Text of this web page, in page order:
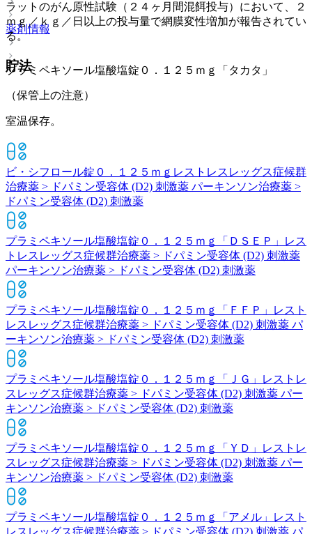
薬剤情報
プラミペキソール塩酸塩錠０．１２５ｍｇ「タカタ」
ラットのがん原性試験（２４ヶ月間混餌投与）において、２
ｍｇ／ｋｇ／日以上の投与量で網膜変性増加が報告されてい
る。
貯法
（保管上の注意）
室温保存。
ビ・シフロール錠０．１２５ｍｇ レストレスレッグス症候群
治療薬 > ドパミン受容体 (D2) 刺激薬 パーキンソン治療薬 >
ドパミン受容体 (D2) 刺激薬
プラミペキソール塩酸塩錠０．１２５ｍｇ「ＤＳＥＰ」
レス
トレスレッグス症候群治療薬 > ドパミン受容体 (D2) 刺激薬
パーキンソン治療薬 > ドパミン受容体 (D2) 刺激薬
プラミペキソール塩酸塩錠０．１２５ｍｇ「ＦＦＰ」
レスト
レスレッグス症候群治療薬 > ドパミン受容体 (D2) 刺激薬 パ
ーキンソン治療薬 > ドパミン受容体 (D2) 刺激薬
プラミペキソール塩酸塩錠０．１２５ｍｇ「ＪＧ」
レストレ
スレッグス症候群治療薬 > ドパミン受容体 (D2) 刺激薬 パー
キンソン治療薬 > ドパミン受容体 (D2) 刺激薬
プラミペキソール塩酸塩錠０．１２５ｍｇ「ＹＤ」
レストレ
スレッグス症候群治療薬 > ドパミン受容体 (D2) 刺激薬 パー
キンソン治療薬 > ドパミン受容体 (D2) 刺激薬
プラミペキソール塩酸塩錠０．１２５ｍｇ「アメル」
レスト
レスレッグス症候群治療薬 > ドパミン受容体 (D2) 刺激薬 パ